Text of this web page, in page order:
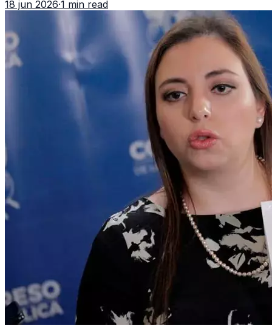
importar edad.
18 jun 2026·1 min read